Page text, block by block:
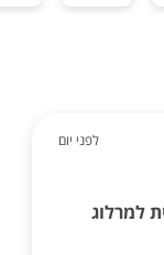
לפני יום
למרלוג